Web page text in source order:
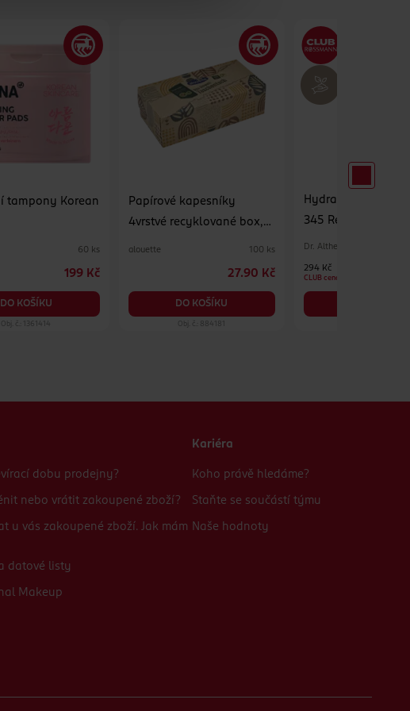
tampony Korean
60 ks
199 Kč
DO KOŠÍKU
Obj. č.: 1361414
Papírové kapesníky
4vrstvé recyklované box,
alouette 100 ks
27.90 Kč
DO KOŠÍKU
Obj. č.: 884181
Hydratační
345 Relief Cream
Dr. Althea
294 Kč
CLUB cena
dobu prodejny?
nebo vrátit zakoupené zboží?
u vás zakoupené zboží. Jak mám
datové listy
Makeup
Kariéra
Koho právě hledáme?
Staňte se součástí týmu
Naše hodnoty